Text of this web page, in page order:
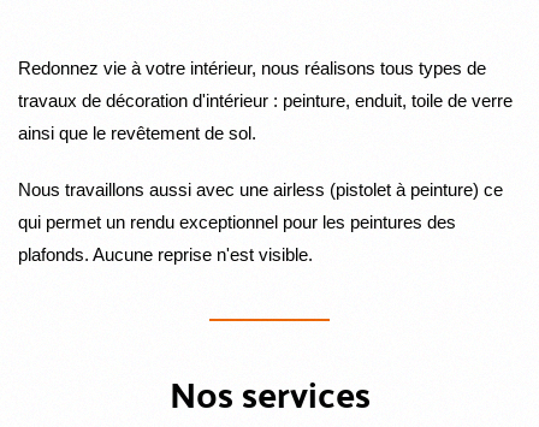
Redonnez vie à votre intérieur, nous réalisons tous types de
travaux de décoration d'intérieur : peinture, enduit, toile de verre
ainsi que le revêtement de sol.
Nous travaillons aussi avec une airless (pistolet à peinture) ce
qui permet un rendu exceptionnel pour les peintures des
plafonds. Aucune reprise n'est visible.
Nos services